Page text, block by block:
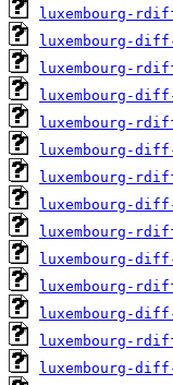
luxembourg-
luxembourg-diff-
luxembourg-
luxembourg-diff-
luxembourg-
luxembourg-diff-
luxembourg-
luxembourg-diff-
luxembourg-
luxembourg-diff-
luxembourg-
luxembourg-diff-
luxembourg-
luxembourg-diff-